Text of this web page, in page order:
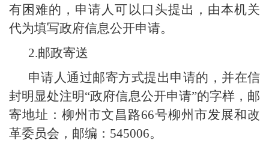
有困难的，申请人可以口头提出，由本机关
代为填写政府信息公开申请。
2.邮政寄送
申请人通过邮寄方式提出申请的，并在信
封明显处注明“政府信息公开申请”的字样，邮
寄地址：柳州市文昌路66号柳州市发展和改
革委员会，邮编：545006。